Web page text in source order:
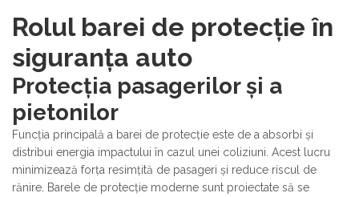
Rolul barei de protecție în
siguranța auto
Protecția pasagerilor și a
pietonilor
Funcția principală a barei de protecție este de a absorbi și
distribui energia impactului în cazul unei coliziuni. Acest lucru
minimizează forța resimțită de pasageri și reduce riscul de
rănire. Barele de protecție moderne sunt proiectate să se